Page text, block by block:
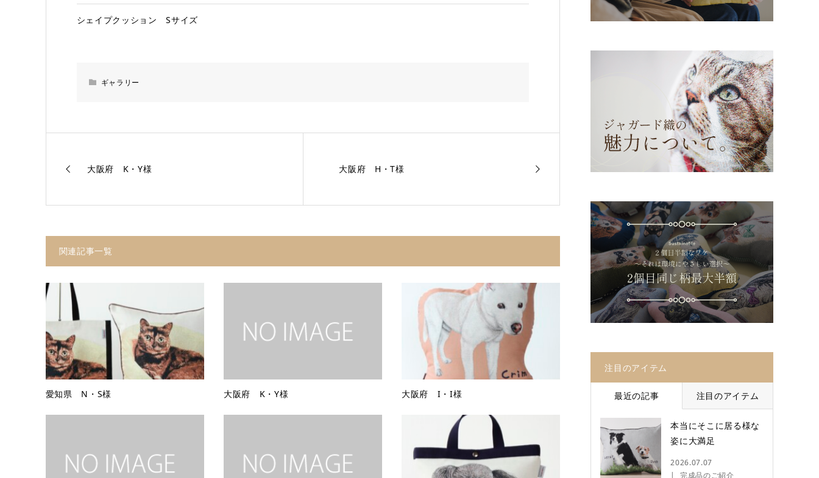
シェイプクッション Sサイズ
ギャラリー
大阪府 K・Y様 大阪府 H・T様
関連記事一覧
愛知県 N・S様 大阪府 K・Y様 大阪府 I・I様
注目のアイテム
最近の記事 注目のアイテム
本当にそこに居る様な
姿に大満足
2026.07.07
完成品のご紹介